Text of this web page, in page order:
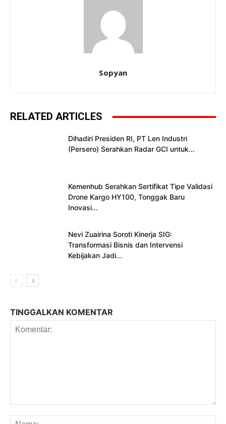
Sopyan
RELATED ARTICLES
Dihadiri Presiden RI, PT Len Industri
(Persero) Serahkan Radar GCI untuk...
Kemenhub Serahkan Sertifikat Tipe Validasi
Drone Kargo HY100, Tonggak Baru
Inovasi...
Nevi Zuairina Soroti Kinerja SIG:
Transformasi Bisnis dan Intervensi
Kebijakan Jadi...
TINGGALKAN KOMENTAR